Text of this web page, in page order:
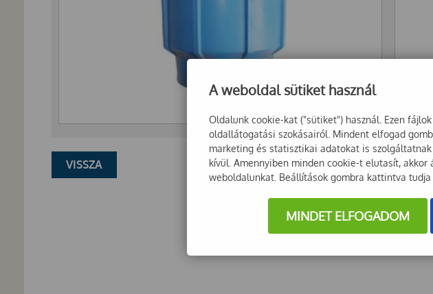
VISSZA
A weboldal sütiket használ
Oldalunk cookie-kat ("sütiket") használ. Ezen
oldallátogatási szokásairól. Mindent elfogad
marketing és statisztikai adatokat is
kívül. Amennyiben minden cookie-t elutasít,
weboldalunkat. Beállítások gombra kattintva
MINDET ELFOGADOM